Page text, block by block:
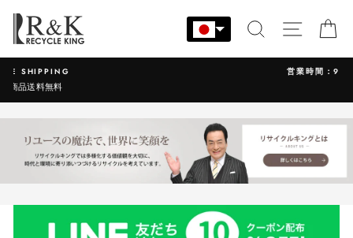
ン
す
検索 サイト